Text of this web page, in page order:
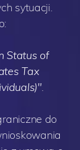
sytuacji.
Status of
Tax
.
do